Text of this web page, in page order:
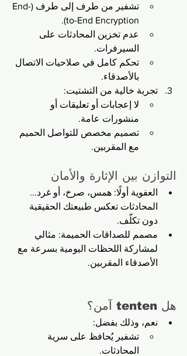
تشفير من طرف إلى طرف (End-
to-End Encryption).
عدم تخزين المحادثات على
السيرفرات.
تحكم كامل في صلاحيات الاتصال
بالأصدقاء.
تجربة خالية من التشتيت:
لا إعجابات أو تعليقات أو
منشورات عامة.
تصميم مخصص للتواصل الحميم
مع المقربين.
التوازن بين الإثارة والأمان
العفوية أولًا: همس، صرخ، أو غرد...
المحادثات تعكس طبيعتك الحقيقية
دون تكلّف.
مصمم للصداقات الحميمة: مثالي
لمشاركة اللحظات اليومية بسرعة مع
الأصدقاء المقربين.
هل tenten آمن؟
نعم، وذلك بفضل:
تشفير يُحافظ على سرية
المحادثات.